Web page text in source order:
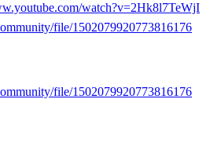
watch?v=2Hk8l7TeWjI
file/1502079920773816176
file/1502079920773816176